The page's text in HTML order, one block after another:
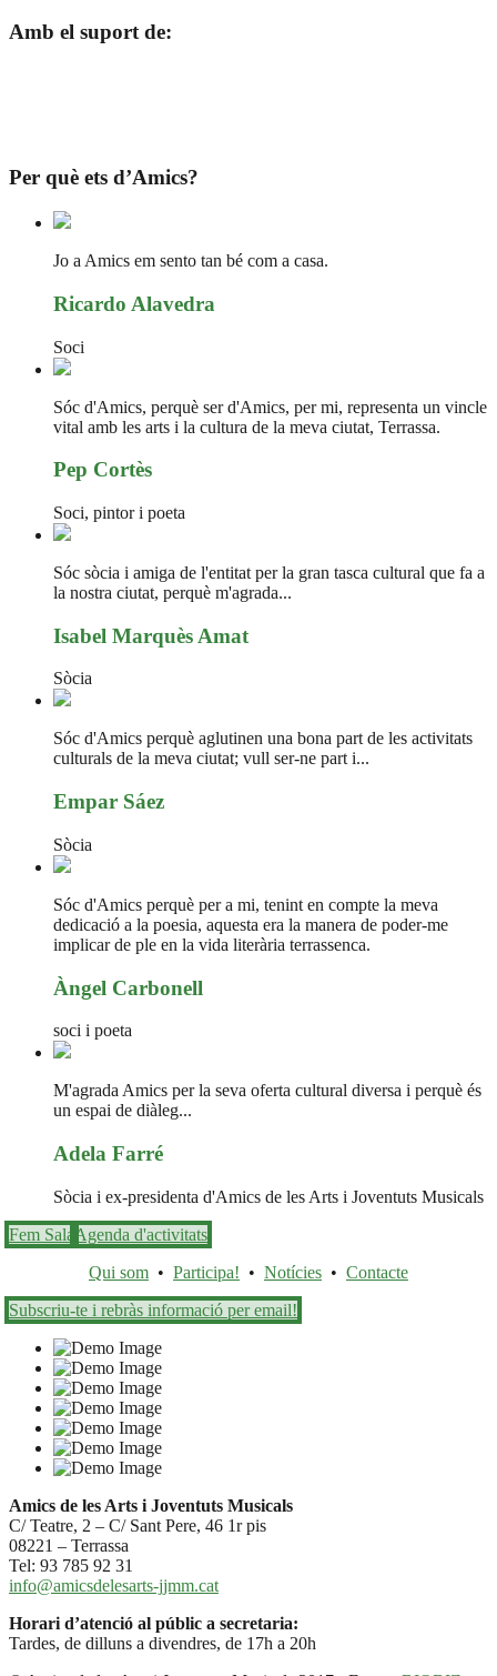
Amb el suport de:
Per què ets d’Amics?
Jo a Amics em sento tan bé com a casa.
Ricardo Alavedra
Soci
Sóc d'Amics, perquè ser d'Amics, per mi, representa un vincle
vital amb les arts i la cultura de la meva ciutat, Terrassa.
Pep Cortès
Soci, pintor i poeta
Sóc sòcia i amiga de l'entitat per la gran tasca cultural que fa a
la nostra ciutat, perquè m'agrada...
Isabel Marquès Amat
Sòcia
Sóc d'Amics perquè aglutinen una bona part de les activitats
culturals de la meva ciutat; vull ser-ne part i...
Empar Sáez
Sòcia
Sóc d'Amics perquè per a mi, tenint en compte la meva
dedicació a la poesia, aquesta era la manera de poder-me
implicar de ple en la vida literària terrassenca.
Àngel Carbonell
soci i poeta
M'agrada Amics per la seva oferta cultural diversa i perquè és
un espai de diàleg...
Adela Farré
Sòcia i ex-presidenta d'Amics de les Arts i Joventuts Musicals
Fem Sala Agenda d'activitats
Qui som • Participa! • Notícies • Contacte
Subscriu-te i rebràs informació per email!
Amics de les Arts i Joventuts Musicals
C/ Teatre, 2 – C/ Sant Pere, 46 1r pis
08221 – Terrassa
Tel: 93 785 92 31
info@amicsdelesarts-jjmm.cat
Horari d’atenció al públic a secretaria:
Tardes, de dilluns a divendres, de 17h a 20h